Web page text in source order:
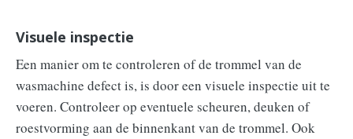
Visuele inspectie
Een manier om te controleren of de trommel van de
wasmachine defect is, is door een visuele inspectie uit te
voeren. Controleer op eventuele scheuren, deuken of
roestvorming aan de binnenkant van de trommel. Ook